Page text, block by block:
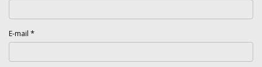
E-mail *